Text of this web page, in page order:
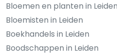
Bloemen en planten in Leiden
Bloemisten in Leiden
Boekhandels in Leiden
Boodschappen in Leiden